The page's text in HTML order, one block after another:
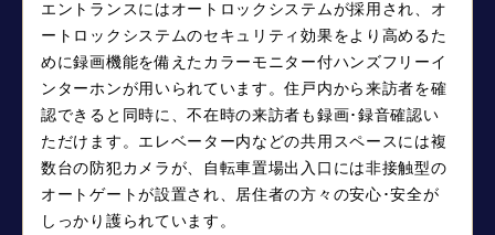
エントランスにはオートロックシステムが採用され、オ
ートロックシステムのセキュリティ効果をより高めるた
めに録画機能を備えたカラーモニター付ハンズフリーイ
ンターホンが用いられています。住戸内から来訪者を確
認できると同時に、不在時の来訪者も録画･録音確認い
ただけます。エレベーター内などの共用スペースには複
数台の防犯カメラが、自転車置場出入口には非接触型の
オートゲートが設置され、居住者の方々の安心･安全が
しっかり護られています。